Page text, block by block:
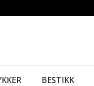
BESTIKK